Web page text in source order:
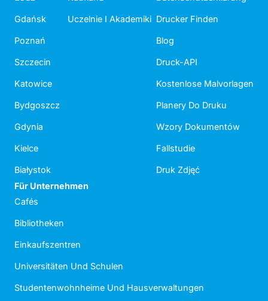
Gdańsk
Poznań
Szczecin
Katowice
Bydgoszcz
Gdynia
Kielce
Białystok
Uczelnie I Akademiki Drucker Finden
Blog
Druck-API
Kostenlose Malvorlagen
Planery Do Druku
Wzory Dokumentów
Fallstudie
Druk Zdjęć
Für Unternehmen
Cafés
Bibliotheken
Einkaufszentren
Universitäten Und Schulen
Studentenwohnheime Und Hausverwaltungen